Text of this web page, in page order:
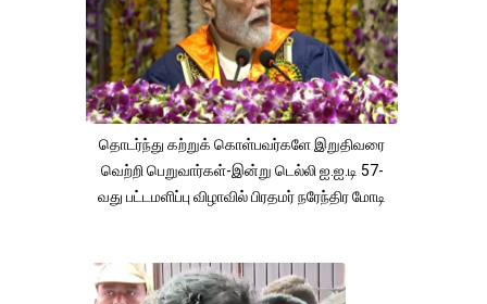
தொடர்ந்து கற்றுக் கொள்பவர்களே இறுதிவரை
வெற்றி பெறுவார்கள்-இன்று டெல்லி ஐ.ஐ.டி 57-
வது பட்டமளிப்பு விழாவில் பிரதமர் நரேந்திர மோடி